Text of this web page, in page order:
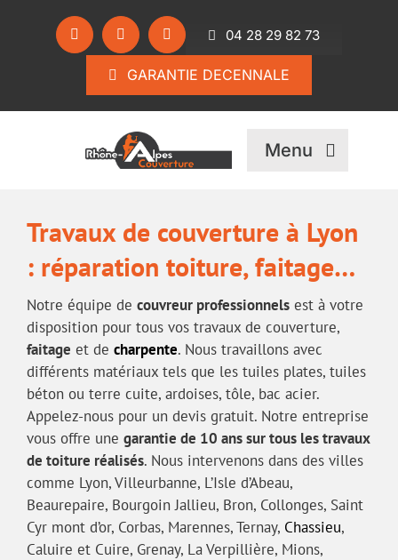
04 28 29 82 73
GARANTIE DECENNALE
Menu
Travaux de couverture à Lyon
: réparation toiture, faitage…
Notre équipe de couvreur professionnels est à votre
disposition pour tous vos travaux de couverture,
faitage et de charpente. Nous travaillons avec
différents matériaux tels que les tuiles plates, tuiles
béton ou terre cuite, ardoises, tôle, bac acier.
Appelez-nous pour un devis gratuit. Notre entreprise
vous offre une garantie de 10 ans sur tous les travaux
de toiture réalisés. Nous intervenons dans des villes
comme Lyon, Villeurbanne, L’Isle d’Abeau,
Beaurepaire, Bourgoin Jallieu, Bron, Collonges, Saint
Cyr mont d’or, Corbas, Marennes, Ternay, Chassieu,
Caluire et Cuire, Grenay, La Verpillière, Mions,